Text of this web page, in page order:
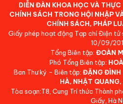
DIỄN ĐÀN KHOA HỌC VÀ
CHÍNH SÁCH TRONG HỘI NHẬP
CHÍNH SÁCH, PHÁP
Giấy phép hoạt động Tạp chí Điện
10/09/
Tổng Biên tập: ĐOÀN
Phó Tổng Biên tập:
Ban Thư ký - Biên tập: ĐẶNG ĐÌNH
HÀ, NHẬT
Tòa soạn:T8, Cung Trí thức Thành
Giấy, Hà